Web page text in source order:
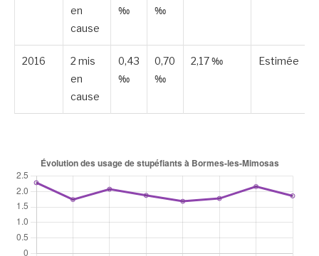
en
cause
‰
‰
2016
2 mis
en
cause
0,43
‰
0,70
‰
2,17 ‰ Estimée